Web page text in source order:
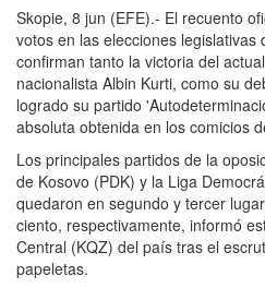
Skopie, 8 jun (EFE).- El recuento
votos en las elecciones legislativas
confirman tanto la victoria del
nacionalista Albin Kurti, como su
logrado su partido
absoluta obtenida en los comicios
Los principales partidos de la
de Kosovo (PDK) y la Liga
quedaron en segundo y tercer
ciento, respectivamente, informó
Central (KQZ) del país tras el
papeletas.